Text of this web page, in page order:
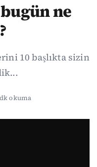
ne
10 başlıkta sizin
okuma